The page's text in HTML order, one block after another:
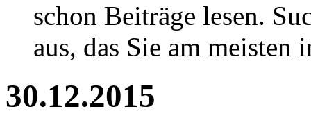
schon Beiträge lesen.
aus, das Sie am meisten
30.12.2015